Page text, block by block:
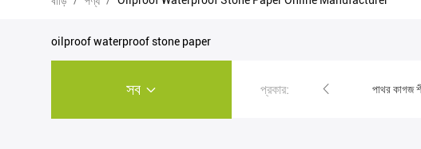
oilproof waterproof stone paper
সব প্রকার:স্টোন পেপার রোল পাথর কাগজ